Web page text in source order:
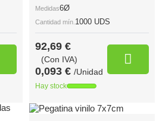
Medidas6Ø
Cantidad mín. 1000 UDS
92,69 €
(Con IVA)
0,093 € /Unidad
Hay stock